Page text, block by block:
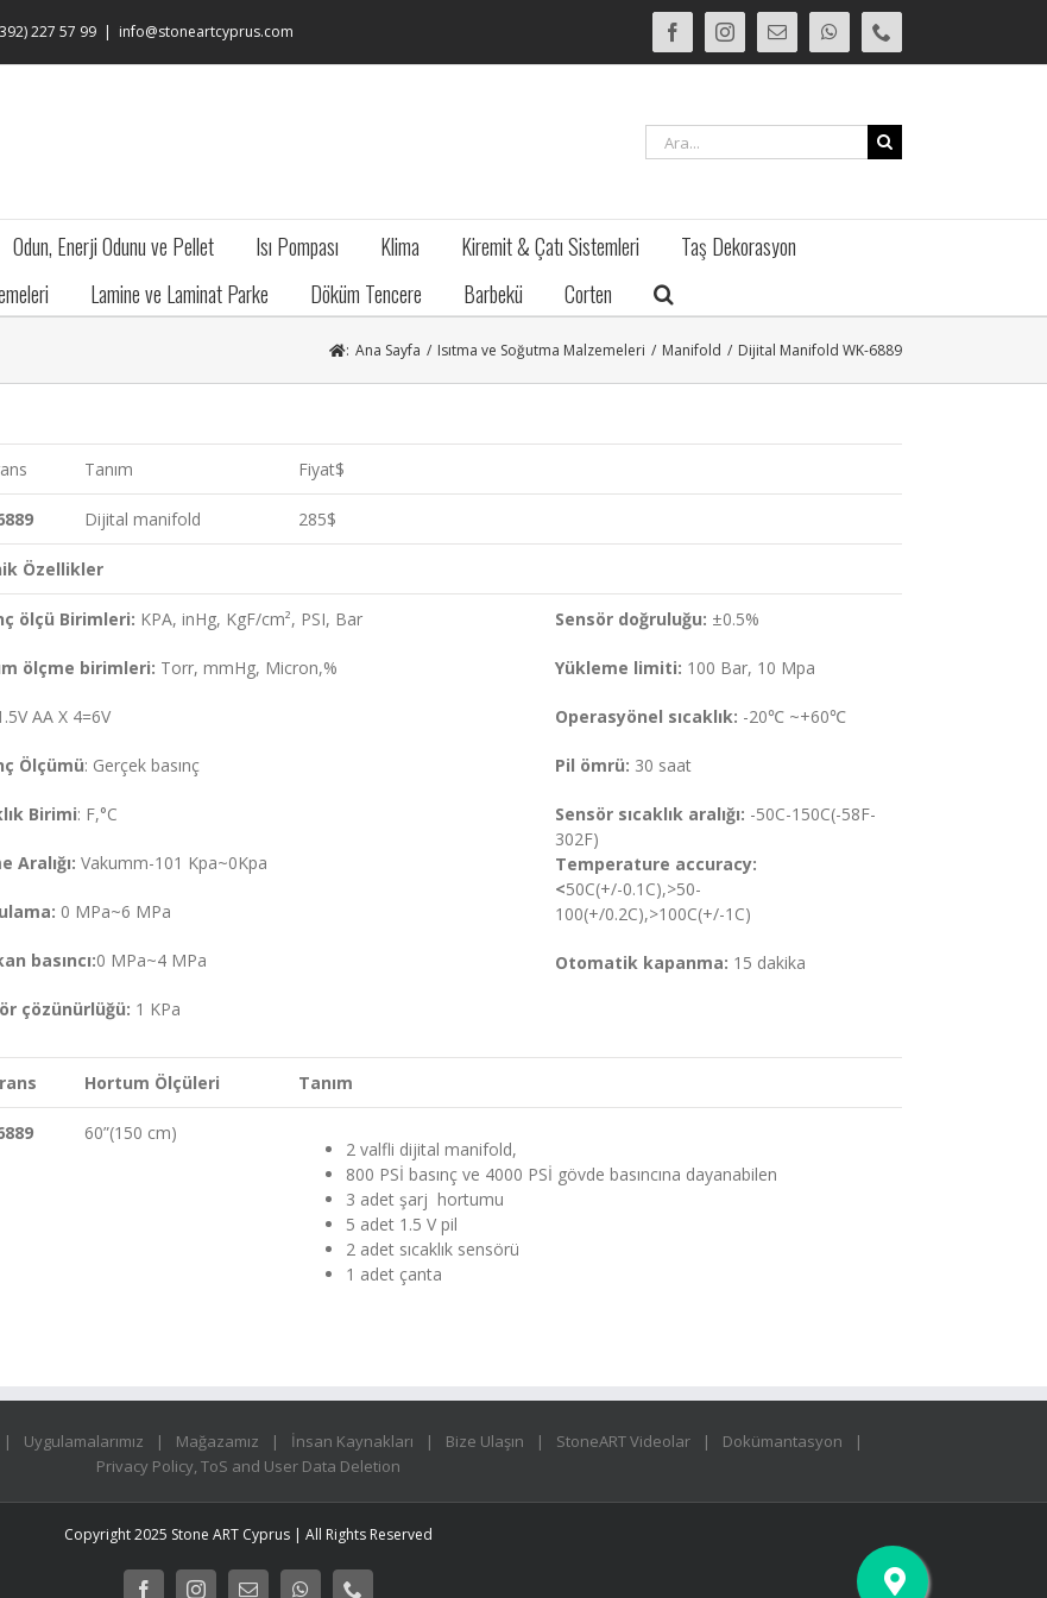
227 57 99 | info@stoneartcyprus.com FacebookInstagram
E-
posta
WhatsApp
Ara:
Odun, Enerji Odunu ve Pellet Isı Pompası Klima Kiremit & Çatı Sistemleri
Taş Dekorasyon
Lamine ve Laminat Parke Döküm Tencere Barbekü Corten
: Ana Sayfa / Isıtma ve Soğutma Malzemeleri / Manifold / Dijital Manifold WK-6889
Tanım Fiyat$
Dijital manifold 285$
Özellikler
ölçü Birimleri: KPA, inHg, KgF/cm², PSI, Bar
ölçme birimleri: Torr, mmHg, Micron,%
AA X 4=6V
Ölçümü: Gerçek basınç
Birimi: F,°C
Aralığı: Vakumm-101 Kpa~0Kpa
0 MPa~6 MPa
basıncı:0 MPa~4 MPa
çözünürlüğü: 1 KPa
Sensör doğruluğu: ±0.5%
Yükleme limiti: 100 Bar, 10 Mpa
Operasyönel sıcaklık: -20℃ ~+60℃
Pil ömrü: 30 saat
Sensör sıcaklık aralığı: -50C-150C(-58F-
302F)
Temperature accuracy:
<50C(+/-0.1C),>50-
100(+/0.2C),>100C(+/-1C)
Otomatik kapanma: 15 dakika
Hortum Ölçüleri Tanım
60”(150 cm)
2 valfli dijital manifold,
800 PSİ basınç ve 4000 PSİ gövde basıncına dayanabilen
3 adet şarj hortumu
5 adet 1.5 V pil
2 adet sıcaklık sensörü
1 adet çanta
Uygulamalarımız Mağazamız İnsan Kaynakları Bize Ulaşın StoneART Videolar
Dokümantasyon
Privacy Policy, ToS and User Data Deletion
Copyright 2025 Stone ART Cyprus | All Rights Reserved
FacebookInstagram
E- WhatsApp